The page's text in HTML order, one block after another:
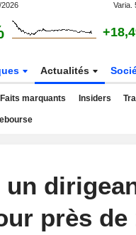
Varia.
Actualités
Faits marquants Insiders
près de